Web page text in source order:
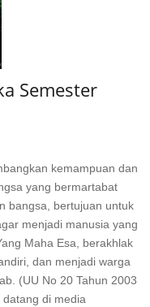
Semester
kemampuan dan
yang bermartabat
bangsa, bertujuan untuk
menjadi manusia yang
Maha Esa, berakhlak
dan menjadi warga
(UU No 20 Tahun 2003
datang di media